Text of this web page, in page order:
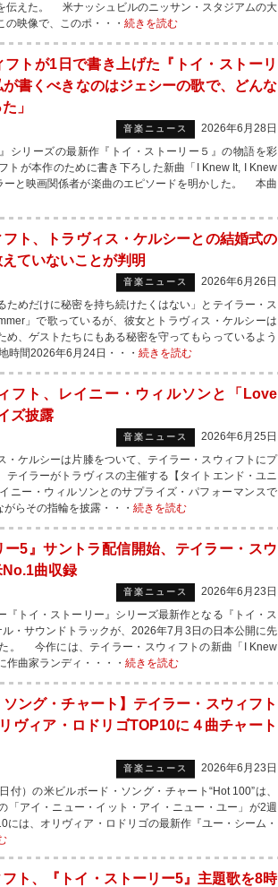
伝えた。 米ナッシュビルのニッサン・スタジアムの大
映像で、このポ・・・ 続きを読む
フトが1日で書き上げた『トイ・ストーリ
書くべきなのはジェシーの歌で、どんな
」
音楽ニュース
2026年6月28日
シリーズの最新作『トイ・ストーリー５』の物語を彩
トが本作のために書き下ろした新曲「I Knew It, I Knew
ーと映画関係者が楽曲のエピソードを明かした。 本曲
ト、トラヴィス・ケルシーとの結婚式の
ていないことが判明
音楽ニュース
2026年6月26日
めだけに秘密を持ち続けたくはない」とテイラー・ス
」で歌っているが、彼女とトラヴィス・ケルシーは
め、ゲストたちにもある秘密を守ってもらっているよう
間2026年6月24日・・・ 続きを読む
フト、レイニー・ウィルソンと「Love
ズ披露
音楽ニュース
2026年6月25日
ケルシーは片膝をついて、テイラー・スウィフトにプ
テイラーがトラヴィスの主催する【タイトエンド・ユニ
ニー・ウィルソンとのサプライズ・パフォーマンスで
がらその指輪を披露・・・ 続きを読む
ー5』サントラ配信開始、テイラー・スウ
No.1曲収録
音楽ニュース
2026年6月23日
トイ・ストーリー』シリーズ最新作となる『トイ・ス
ル・サウンドトラックが、2026年7月3日の日本公開に先
。 今作には、テイラー・スウィフトの新曲「I Knew
作曲家ランディ・・・・ 続きを読む
ソング・チャート】テイラー・スウィフト
ヴィア・ロドリゴTOP10に４曲チャート
音楽ニュース
2026年6月23日
）の米ビルボード・ソング・チャート“Hot 100”は、
「アイ・ニュー・イット・アイ・ニュー・ユー」が2週
には、オリヴィア・ロドリゴの最新作『ユー・シーム・
ト、『トイ・ストーリー5』主題歌を8時